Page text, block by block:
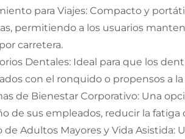
para Viajes: Compacto y
permitiendo a los usuarios
carretera.
Dentales: Ideal para que los
con el ronquido o propensos a
de Bienestar Corporativo: Una
de sus empleados, reducir la
de Adultos Mayores y Vida Asistida: